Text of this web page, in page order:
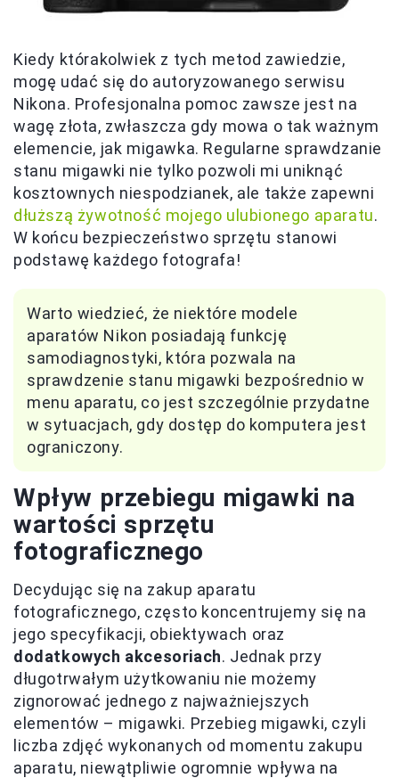
Kiedy którakolwiek z tych metod zawiedzie,
mogę udać się do autoryzowanego serwisu
Nikona. Profesjonalna pomoc zawsze jest na
wagę złota, zwłaszcza gdy mowa o tak ważnym
elemencie, jak migawka. Regularne sprawdzanie
stanu migawki nie tylko pozwoli mi uniknąć
kosztownych niespodzianek, ale także zapewni
dłuższą żywotność mojego ulubionego aparatu.
W końcu bezpieczeństwo sprzętu stanowi
podstawę każdego fotografa!
Warto wiedzieć, że niektóre modele
aparatów Nikon posiadają funkcję
samodiagnostyki, która pozwala na
sprawdzenie stanu migawki bezpośrednio w
menu aparatu, co jest szczególnie przydatne
w sytuacjach, gdy dostęp do komputera jest
ograniczony.
Wpływ przebiegu migawki na
wartości sprzętu
fotograficznego
Decydując się na zakup aparatu
fotograficznego, często koncentrujemy się na
jego specyfikacji, obiektywach oraz
dodatkowych akcesoriach. Jednak przy
długotrwałym użytkowaniu nie możemy
zignorować jednego z najważniejszych
elementów – migawki. Przebieg migawki, czyli
liczba zdjęć wykonanych od momentu zakupu
aparatu, niewątpliwie ogromnie wpływa na